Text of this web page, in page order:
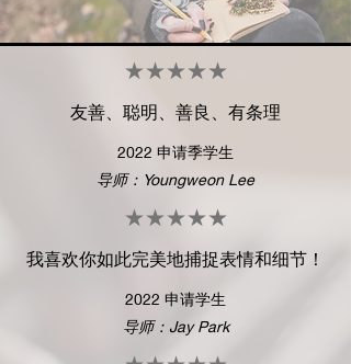
★★★★★
友善、聪明、善良、有条理
2022 申请季学生
导师：Youngweon Lee
★★★★★
我喜欢你如此完美地捕捉表情和细节！
2022 申请学生
导师：Jay Park